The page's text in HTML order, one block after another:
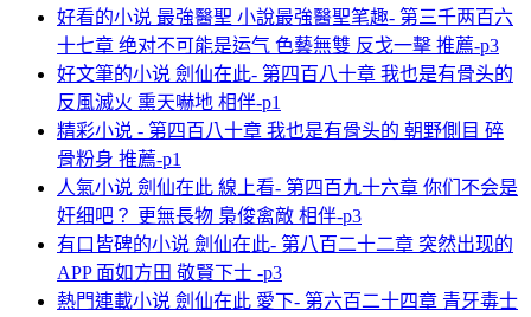
好看的小说 最強醫聖 小說最強醫聖笔趣- 第三千两百六
十七章 绝对不可能是运气 色藝無雙 反戈一擊 推薦-p3
好文筆的小说 劍仙在此- 第四百八十章 我也是有骨头的
反風滅火 熏天嚇地 相伴-p1
精彩小说 - 第四百八十章 我也是有骨头的 朝野側目 碎
骨粉身 推薦-p1
人氣小说 劍仙在此 線上看- 第四百九十六章 你们不会是
奸细吧？ 更無長物 梟俊禽敵 相伴-p3
有口皆碑的小说 劍仙在此- 第八百二十二章 突然出现的
APP 面如方田 敬賢下士 -p3
熱門連載小说 劍仙在此 愛下- 第六百二十四章 青牙毒士